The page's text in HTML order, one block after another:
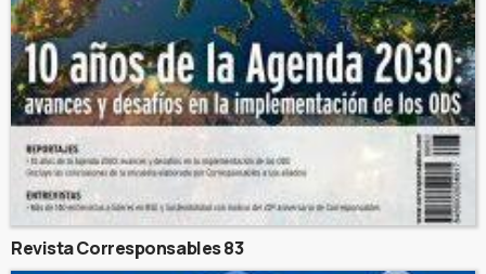
Revista Corresponsables 83